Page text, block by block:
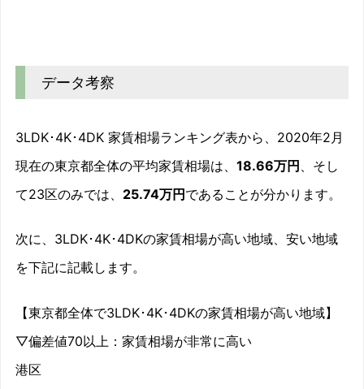
データ考察
3LDK･4K･4DK 家賃相場ランキング表から、2020年2月
現在の東京都全体の平均家賃相場は、 18.66万円 、そし
て23区のみでは、 25.74万円であることが分かります。
次に、3LDK･4K･4DKの家賃相場が高い地域、安い地域
を下記に記載します。
【東京都全体で3LDK･4K･4DKの家賃相場が高い地域】
▽偏差値70以上：家賃相場が非常に高い
港区